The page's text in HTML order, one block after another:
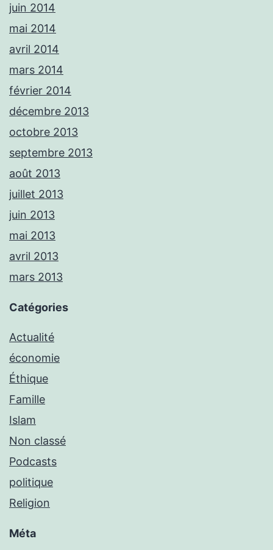
juin 2014
mai 2014
avril 2014
mars 2014
février 2014
décembre 2013
octobre 2013
septembre 2013
août 2013
juillet 2013
juin 2013
mai 2013
avril 2013
mars 2013
Catégories
Actualité
économie
Éthique
Famille
Islam
Non classé
Podcasts
politique
Religion
Méta